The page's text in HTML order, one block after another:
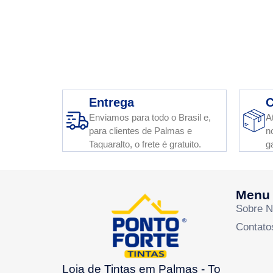
Entrega
Enviamos para todo o Brasil e,
para clientes de Palmas e
Taquaralto, o frete é gratuito.
Loja de Tintas em Palmas - To
Menu
Sobre